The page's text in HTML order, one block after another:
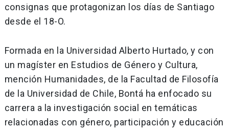
consignas que protagonizan los días de Santiago
desde el 18-O.
Formada en la Universidad Alberto Hurtado, y con
un magíster en Estudios de Género y Cultura,
mención Humanidades, de la Facultad de Filosofía
de la Universidad de Chile, Bontá ha enfocado su
carrera a la investigación social en temáticas
relacionadas con género, participación y educación